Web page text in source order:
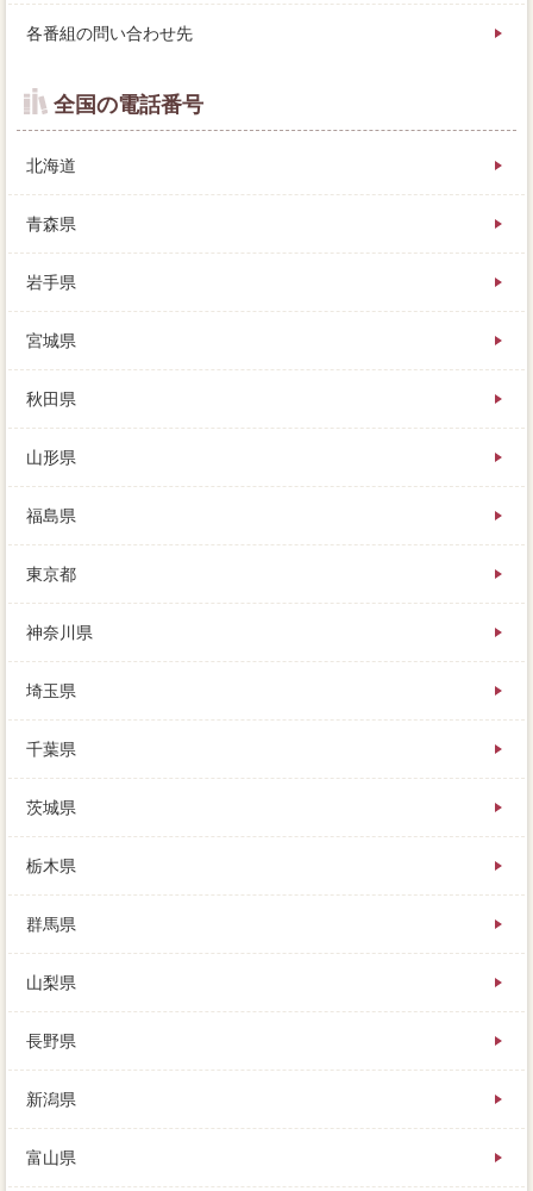
各番組の問い合わせ先
全国の電話番号
北海道
青森県
岩手県
宮城県
秋田県
山形県
福島県
東京都
神奈川県
埼玉県
千葉県
茨城県
栃木県
群馬県
山梨県
長野県
新潟県
富山県